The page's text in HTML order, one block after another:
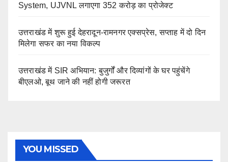
System, UJVNL लगाएगा 352 करोड़ का प्रोजेक्ट
उत्तराखंड में शुरू हुई देहरादून-रामनगर एक्सप्रेस, सप्ताह में दो दिन
मिलेगा सफर का नया विकल्प
उत्तराखंड में SIR अभियान: बुजुर्गों और दिव्यांगों के घर पहुंचेंगे
बीएलओ, बूथ जाने की नहीं होगी जरूरत
YOU MISSED